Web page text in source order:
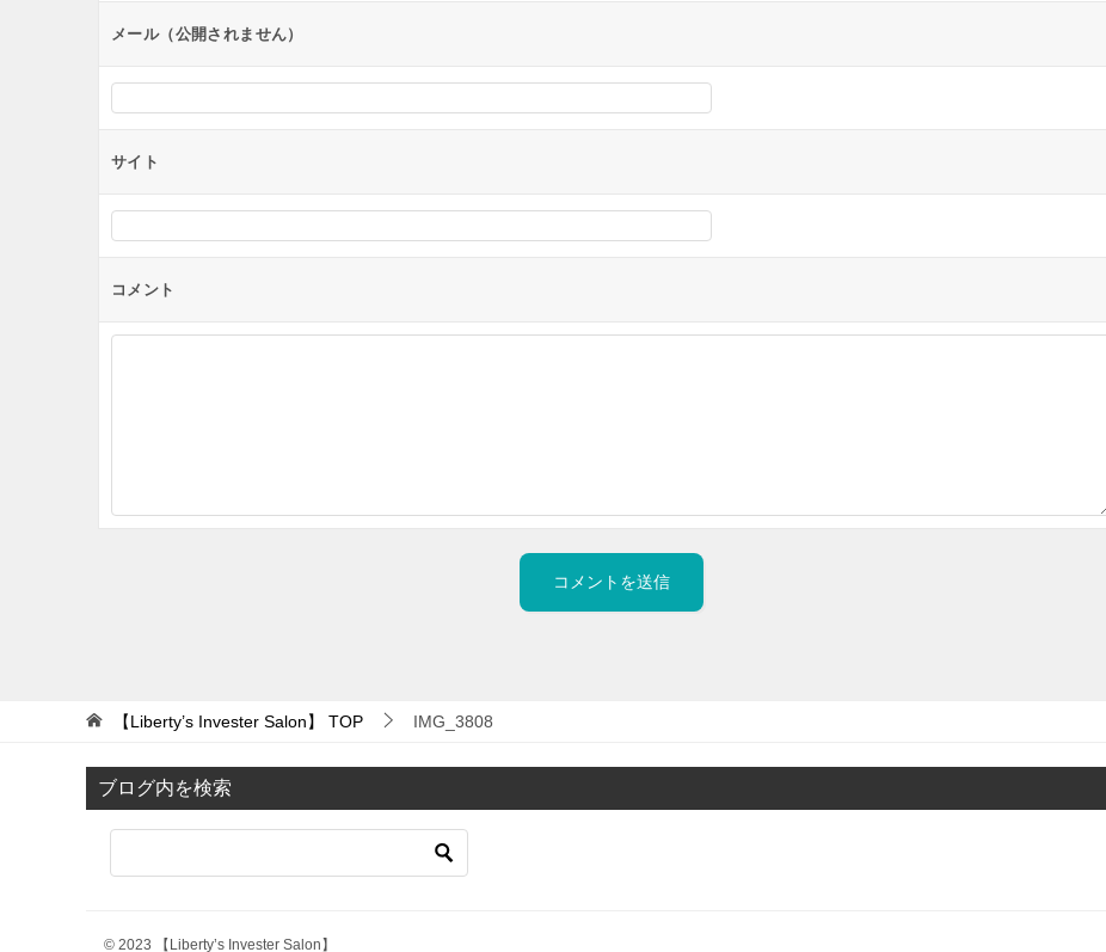
ン
メール（公開されません）
サイト
コメント
【Liberty’s Invester Salon】 TOP IMG_3808
ブログ内を検索
© 2023 【Liberty’s Invester Salon】